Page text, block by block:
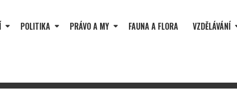
POLITIKA PRÁVO A MY FAUNA A FLORA VZDĚLÁVÁNÍ